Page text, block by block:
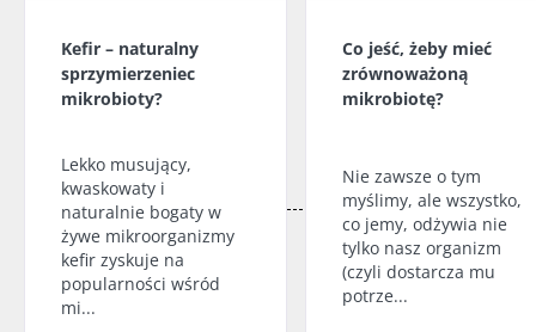
Kefir – naturalny
sprzymierzeniec
mikrobioty?
Lekko musujący,
kwaskowaty i
naturalnie bogaty w
żywe mikroorganizmy
kefir zyskuje na
popularności wśród
mi...
Co jeść, żeby mieć
zrównoważoną
mikrobiotę?
Nie zawsze o tym
myślimy, ale wszystko,
co jemy, odżywia nie
tylko nasz organizm
(czyli dostarcza mu
potrze...